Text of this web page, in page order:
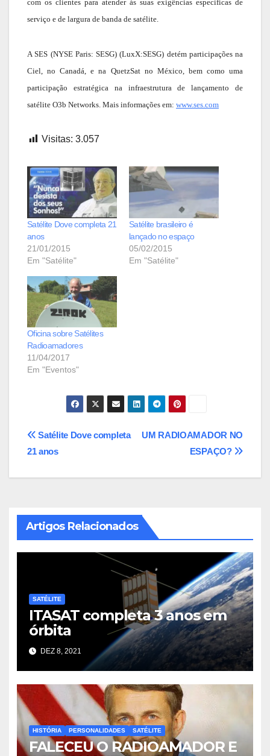
com os clientes para atender às suas exigências específicas de
serviço e de largura de banda de satélite.
A SES (NYSE Paris: SESG) (LuxX:SESG) detém participações na
Ciel, no Canadá, e na QuetzSat no México, bem como uma
participação estratégica na infraestrutura de lançamento de
satélite O3b Networks. Mais informações em: www.ses.com
Visitas: 3.057
Satélite Dove completa 21
anos
21/01/2015
Em "Satélite"
Satélite brasileiro é
lançado no espaço
05/02/2015
Em "Satélite"
Oficina sobre Satélites
Radioamadores
11/04/2017
Em "Eventos"
Navegação
UM RADIOAMADOR NO
ESPAÇO?
Satélite Dove completa
21 anos
Artigos Relacionados
SATÉLITE
ITASAT completa 3 anos em
órbita
DEZ 8, 2021
HISTÓRIA PERSONALIDADES SATÉLITE
FALECEU O RADIOAMADOR E